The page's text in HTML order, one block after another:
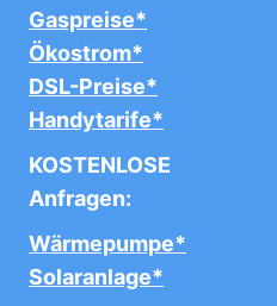
Gaspreise*
Ökostrom*
DSL-Preise*
Handytarife*
KOSTENLOSE
Anfragen:
Wärmepumpe*
Solaranlage*